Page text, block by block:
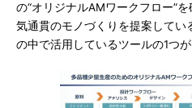
の“オリジナルAMワークフロー”
気通貫のモノづくりを提案してい
の中で活用しているツールの1つ